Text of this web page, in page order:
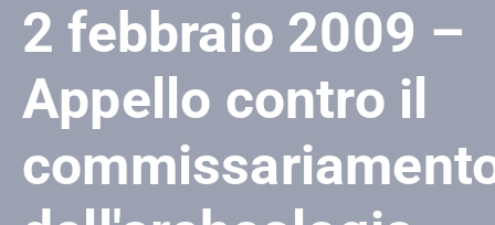
DOCUMENTI
PUBBLICAZIONI
CONTATTI
2 febbraio 2009 –
Appello contro il